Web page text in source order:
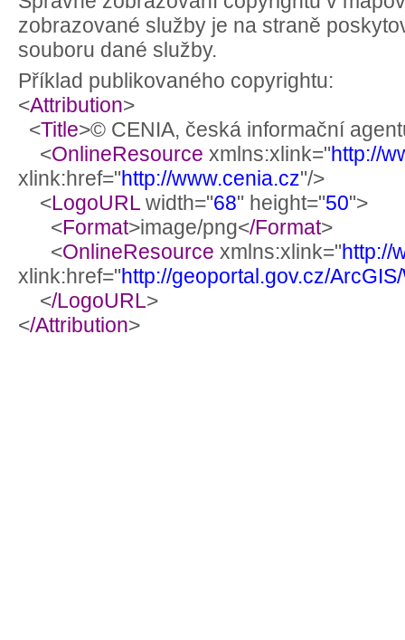
zobrazované služby je na straně
souboru dané služby.
Příklad publikovaného copyrightu:
<Attribution>
<Title>© CENIA, česká informační
<OnlineResource xmlns:xlink="http://
xlink:href="http://www.cenia.cz"/>
<LogoURL width="68" height="50">
<Format>image/png</Format>
<OnlineResource xmlns:xlink="http://
xlink:href="http://geoportal.gov.cz/
</LogoURL>
</Attribution>